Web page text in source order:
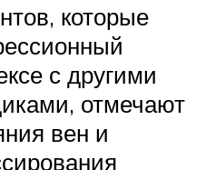
которые
с другими
отмечают
вен и